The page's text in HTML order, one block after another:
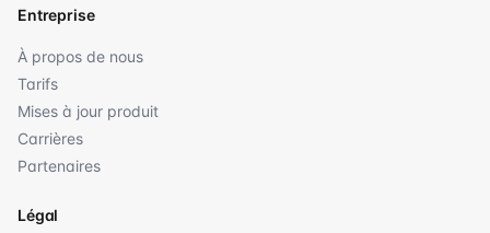
Entreprise
À propos de nous
Tarifs
Mises à jour produit
Carrières
Partenaires
Légal